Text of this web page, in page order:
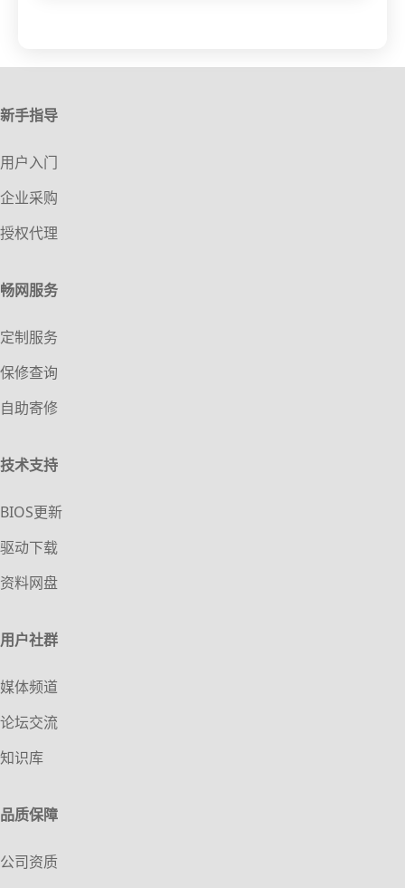
新手指导
用户入门
企业采购
授权代理
畅网服务
定制服务
保修查询
自助寄修
技术支持
BIOS更新
驱动下载
资料网盘
用户社群
媒体频道
论坛交流
知识库
品质保障
公司资质